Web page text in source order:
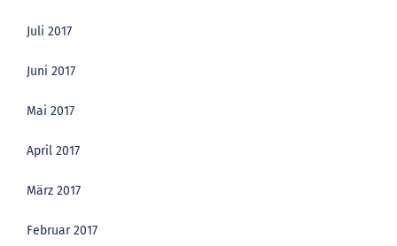
Juli 2017
Juni 2017
Mai 2017
April 2017
März 2017
Februar 2017